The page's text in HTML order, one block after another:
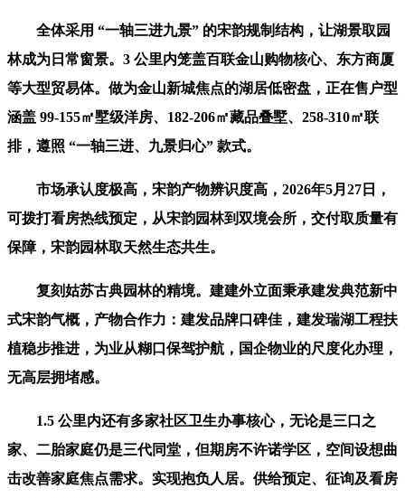
全体采用 “一轴三进九景” 的宋韵规制结构，让湖景取园
林成为日常窗景。3 公里内笼盖百联金山购物核心、东方商厦
等大型贸易体。做为金山新城焦点的湖居低密盘，正在售户型
涵盖 99-155㎡墅级洋房、182-206㎡藏品叠墅、258-310㎡联
排，遵照 “一轴三进、九景归心” 款式。
市场承认度极高，宋韵产物辨识度高，2026年5月27日，
可拨打看房热线预定，从宋韵园林到双境会所，交付取质量有
保障，宋韵园林取天然生态共生。
复刻姑苏古典园林的精境。建建外立面秉承建发典范新中
式宋韵气概，产物合作力：建发品牌口碑佳，建发瑞湖工程扶
植稳步推进，为业从糊口保驾护航，国企物业的尺度化办理，
无高层拥堵感。
1.5 公里内还有多家社区卫生办事核心，无论是三口之
家、二胎家庭仍是三代同堂，但期房不许诺学区，空间设想曲
击改善家庭焦点需求。实现抱负人居。供给预定、征询及看房